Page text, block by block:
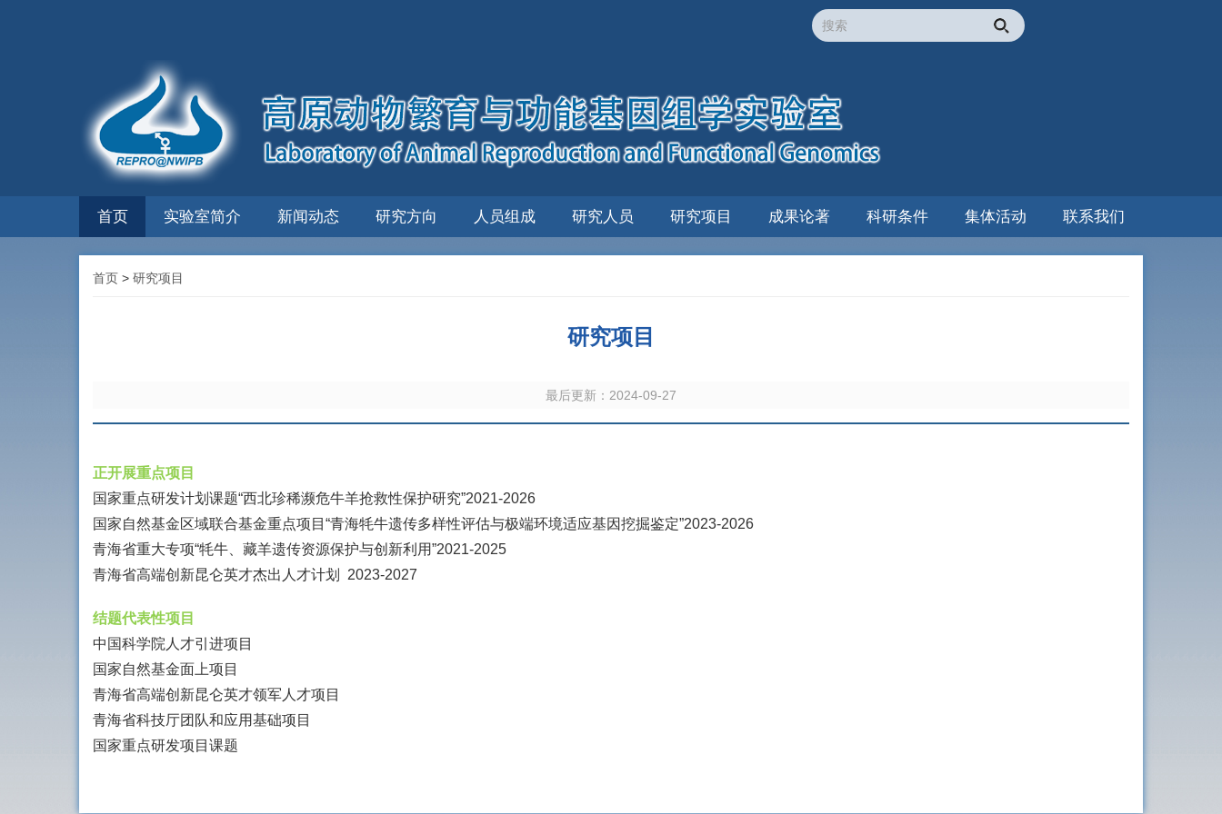
首页 实验室简介 新闻动态 研究方向 人员组成 研究人员 研究项目 成果论著 科研条件 集体活动 联系我们
首页 > 研究项目
研究项目
最后更新：2024-09-27
正开展重点项目
国家重点研发计划课题“西北珍稀濒危牛羊抢救性保护研究”2021-2026
国家自然基金区域联合基金重点项目“青海牦牛遗传多样性评估与极端环境适应基因挖掘鉴定”2023-2026
青海省重大专项“牦牛、藏羊遗传资源保护与创新利用”2021-2025
青海省高端创新昆仑英才杰出人才计划 2023-2027
结题代表性项目
中国科学院人才引进项目
国家自然基金面上项目
青海省高端创新昆仑英才领军人才项目
青海省科技厅团队和应用基础项目
国家重点研发项目课题